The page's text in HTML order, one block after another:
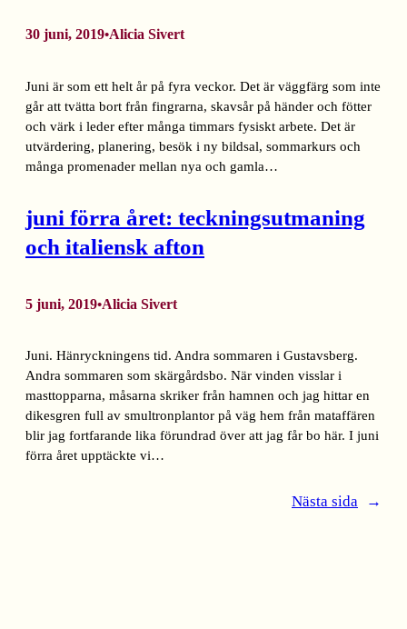
30 juni, 2019•Alicia Sivert
Juni är som ett helt år på fyra veckor. Det är väggfärg som inte
går att tvätta bort från fingrarna, skavsår på händer och fötter
och värk i leder efter många timmars fysiskt arbete. Det är
utvärdering, planering, besök i ny bildsal, sommarkurs och
många promenader mellan nya och gamla…
juni förra året: teckningsutmaning
och italiensk afton
5 juni, 2019•Alicia Sivert
Juni. Hänryckningens tid. Andra sommaren i Gustavsberg.
Andra sommaren som skärgårdsbo. När vinden visslar i
masttopparna, måsarna skriker från hamnen och jag hittar en
dikesgren full av smultronplantor på väg hem från mataffären
blir jag fortfarande lika förundrad över att jag får bo här. I juni
förra året upptäckte vi…
Nästa sida →